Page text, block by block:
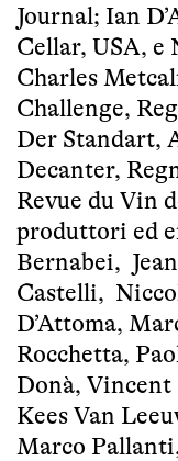
Journal; Ian
Cellar, USA, e
Charles
Challenge,
Der Standart,
Decanter,
Revue du Vin
produttori ed
Bernabei,
Castelli,
D’Attoma,
Rocchetta,
Donà,
Kees Van
Marco